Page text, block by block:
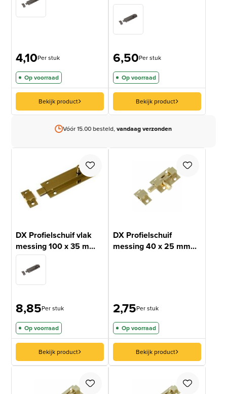
4,10Per stuk
Op voorraad
Bekijk product
Gewaardeerd
op 5
gebaseerd
1
6,50Per stuk
Op voorraad
Bekijk product
Vóór 15.00 besteld,vandaag verzonden
DX Profielschuif vlak
messing 100 x 35 m...
8,85Per stuk
Op voorraad
Bekijk product
DX Profielschuif
messing 40 x 25 mm...
2,75Per stuk
Op voorraad
Bekijk product